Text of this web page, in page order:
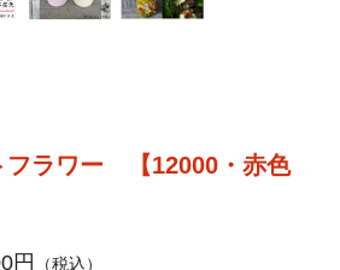
フラワー 【12000・赤色
円 （税込）